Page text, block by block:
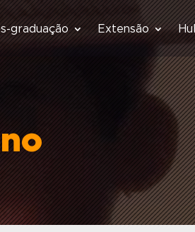
graduação Extensão